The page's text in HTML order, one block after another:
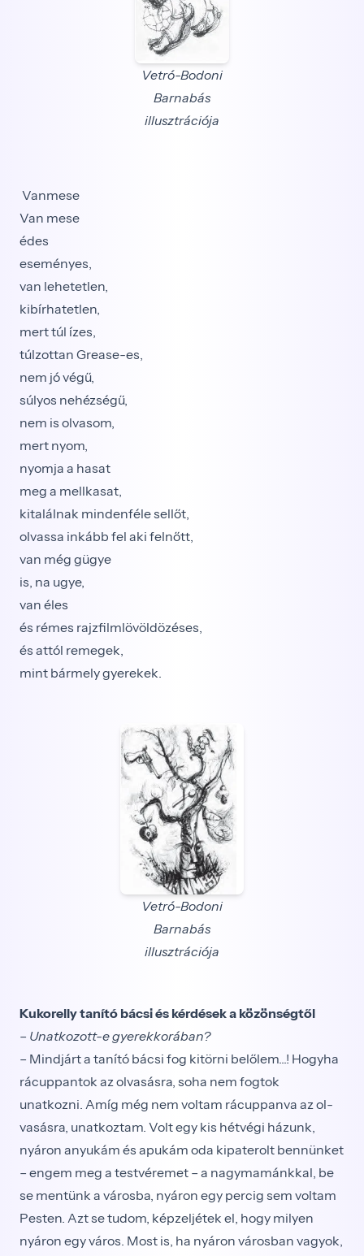
Vetró-Bodoni
Barnabás
illusztrációja
Vanmese
Van mese
édes
eseményes,
van lehetetlen,
kibírhatetlen,
mert túl ízes,
túlzottan Grease-es,
nem jó végű,
súlyos nehézségű,
nem is olvasom,
mert nyom,
nyomja a hasat
meg a mellkasat,
kitalálnak mindenféle sellőt,
olvassa inkább fel aki felnőtt,
van még gügye
is, na ugye,
van éles
és rémes rajzfilmlövöldözéses,
és attól remegek,
mint bármely gyerekek.
Vetró-Bodoni
Barnabás
illusztrációja
Kukorelly tanító bácsi és kérdések a közönségtől
– Unatkozott-e gyerekkorában?
– Mindjárt a tanító bácsi fog kitörni belőlem...! Hogyha
rácuppantok az olvasásra, soha nem fogtok
unatkozni. Amíg még nem voltam rácuppanva az ol­
vasásra, unatkoztam. Volt egy kis hétvégi házunk,
nyáron anyukám és apukám oda kipaterolt bennün­ket
– engem meg a testvéremet – a nagymamánkkal, be
se mentünk a városba, nyáron egy percig sem vol­tam
Pesten. Azt se tudom, képzeljétek el, hogy milyen
nyáron egy város. Most is, ha nyáron városban va­gyok,